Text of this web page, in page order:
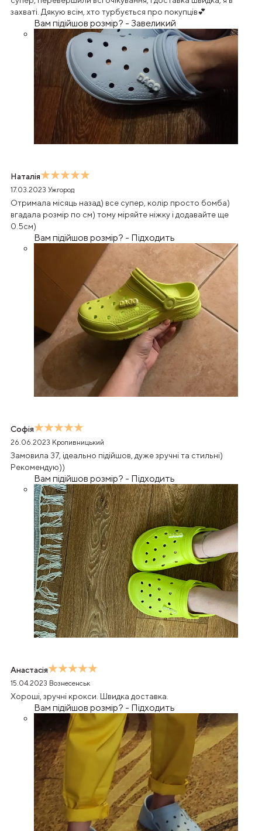
захваті. Дякую всім, хто турбується про покупців💕
Вам підійшов розмір? - Завеликий
Наталія
17.03.2023 Ужгород
Отримала місяць назад) все супер, колір просто бомба)
вгадала розмір по см) тому міряйте ніжку і додавайте ще
0.5см)
Вам підійшов розмір? - Підходить
Софія
26.06.2023 Кропивницький
Замовила 37, ідеально підійшов, дуже зручні та стильні)
Рекомендую))
Вам підійшов розмір? - Підходить
Анастасія
15.04.2023 Вознесенськ
Хороші, зручні крокси. Швидка доставка.
Вам підійшов розмір? - Підходить